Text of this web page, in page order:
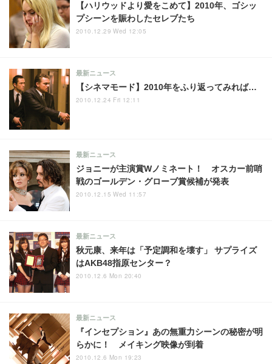
【ハリウッドより愛をこめて】2010年、ゴシッ
プシーンを賑わしたセレブたち
2010.12.29 Wed 12:05
【シネマモード】2010年をふり返ってみれば…
最新ニュース
2010.12.24 Fri 12:11
ジョニーが主演賞Wノミネート！ オスカー前哨
戦のゴールデン・グローブ賞候補が発表
最新ニュース
2010.12.15 Wed 11:57
秋元康、来年は「予定調和を壊す」 サプライズ
はAKB48指原センター？
最新ニュース
2010.12.6 Mon 20:40
『インセプション』あの無重力シーンの秘密が明
らかに！ メイキング映像が到着
最新ニュース
2010.12.6 Mon 19:23